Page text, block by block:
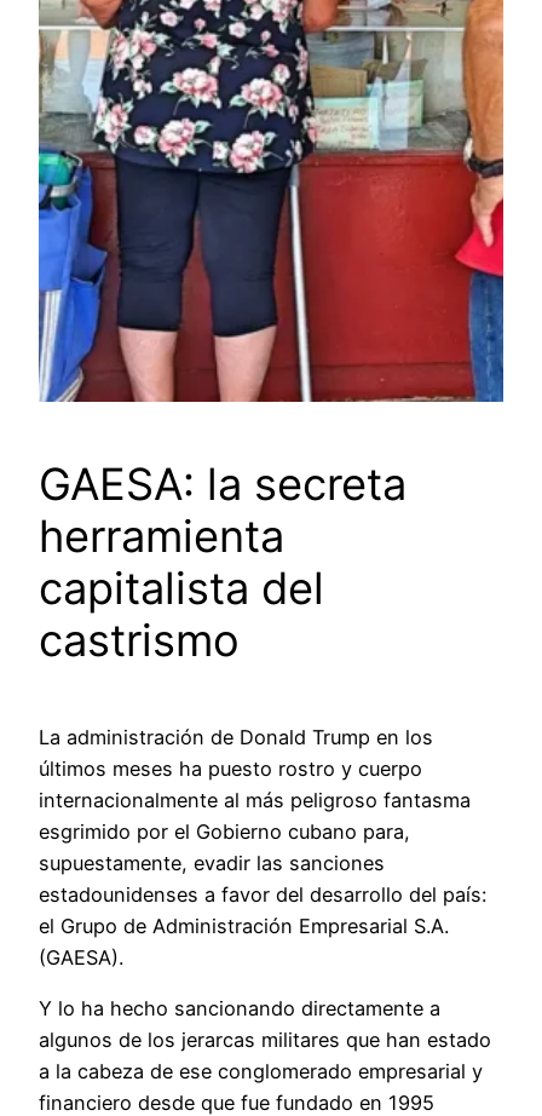
GAESA: la secreta
herramienta
capitalista del
castrismo
La administración de Donald Trump en los
últimos meses ha puesto rostro y cuerpo
internacionalmente al más peligroso fantasma
esgrimido por el Gobierno cubano para,
supuestamente, evadir las sanciones
estadounidenses a favor del desarrollo del país:
el Grupo de Administración Empresarial S.A.
(GAESA).
Y lo ha hecho sancionando directamente a
algunos de los jerarcas militares que han estado
a la cabeza de ese conglomerado empresarial y
financiero desde que fue fundado en 1995